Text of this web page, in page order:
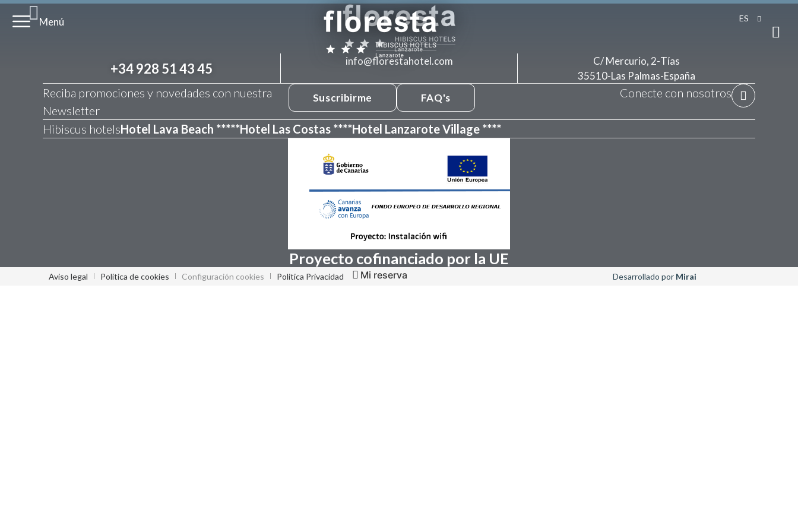
Menú ES
+34 928 51 43 45 info@florestahotel.com C/ Mercurio, 2-Tías
35510-Las Palmas-España
Reciba promociones y novedades con nuestra
Newsletter
Suscribirme FAQ's Conecte con nosotros
Hibiscus hotelsHotel Lava Beach *****Hotel Las Costas ****Hotel Lanzarote Village ****
Proyecto cofinanciado por la UE
Aviso legal Política de cookies Configuración cookies Politica Privacidad Mi reserva Desarrollado por Mirai